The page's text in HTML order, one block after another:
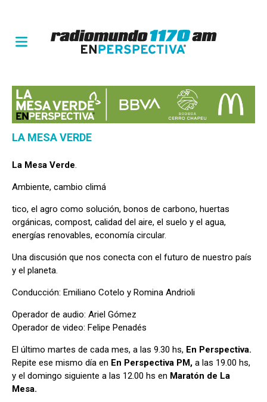
LA MESA VERDE
La Mesa Verde.
Ambiente, cambio climá
tico, el agro como solución, bonos de carbono, huertas
orgánicas, compost, calidad del aire, el suelo y el agua,
energías renovables, economía circular.
Una discusión que nos conecta con el futuro de nuestro país
y el planeta.
Conducción: Emiliano Cotelo y Romina Andrioli
Operador de audio: Ariel Gómez
Operador de video: Felipe Penadés
El último martes de cada mes, a las 9.30 hs, En Perspectiva.
Repite ese mismo día en En Perspectiva PM, a las 19.00 hs,
y el domingo siguiente a las 12.00 hs en Maratón de La
Mesa.